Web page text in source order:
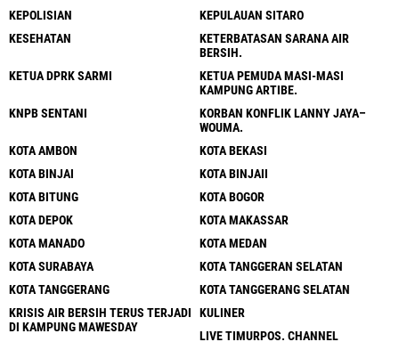
KEPOLISIAN
KEPULAUAN SITARO
KESEHATAN
KETERBATASAN SARANA AIR
BERSIH.
KETUA DPRK SARMI
KETUA PEMUDA MASI-MASI
KAMPUNG ARTIBE.
KNPB SENTANI
KORBAN KONFLIK LANNY JAYA–
WOUMA.
KOTA AMBON
KOTA BEKASI
KOTA BINJAI
KOTA BINJAII
KOTA BITUNG
KOTA BOGOR
KOTA DEPOK
KOTA MAKASSAR
KOTA MANADO
KOTA MEDAN
KOTA SURABAYA
KOTA TANGGERAN SELATAN
KOTA TANGGERANG
KOTA TANGGERANG SELATAN
KRISIS AIR BERSIH TERUS TERJADI
DI KAMPUNG MAWESDAY
KULINER
LIVE TIMURPOS. CHANNEL